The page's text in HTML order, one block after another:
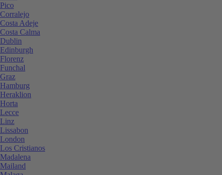
Pico
Corralejo
Costa Adeje
Costa Calma
Dublin
Edinburgh
Florenz
Funchal
Graz
Hamburg
Heraklion
Horta
Lecce
Linz
Lissabon
London
Los Cristianos
Madalena
Mailand